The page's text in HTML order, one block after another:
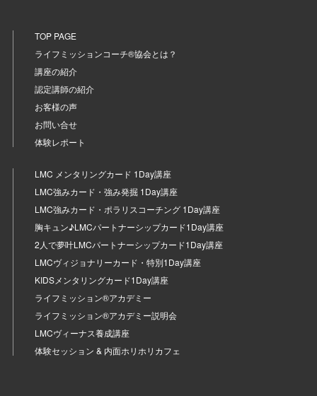
TOP PAGE
ライフミッションコーチ®協会とは？
講座の紹介
認定講師の紹介
お客様の声
お問い合せ
体験レポート
LMC メンタリングカード 1Day講座
LMC強みカード・強み発掘 1Day講座
LMC強みカード・ポラリスコーチング 1Day講座
胸キュン♪LMCパートナーシップカード1Day講座
2人で夢叶LMCパートナーシップカード1Day講座
LMCヴィジョナリーカード・特別1Day講座
KIDSメンタリングカード1Day講座
ライフミッション®︎アカデミー
ライフミッション®︎アカデミー説明会
LMCヴィーナス養成講座
体験セッション & 内面ホリホリカフェ